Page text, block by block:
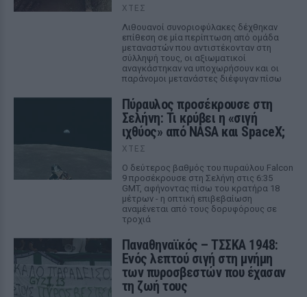
ΧΤΕΣ
Λιθουανοί συνοριοφύλακες δέχθηκαν
επίθεση σε μία περίπτωση από ομάδα
μεταναστών που αντιστέκονταν στη
σύλληψή τους, οι αξιωματικοί
αναγκάστηκαν να υποχωρήσουν και οι
παράνομοι μετανάστες διέφυγαν πίσω
Πύραυλος προσέκρουσε στη
Σελήνη: Τι κρύβει η «σιγή
ιχθύος» από NASA και SpaceX;
ΧΤΕΣ
Ο δεύτερος βαθμός του πυραύλου Falcon
9 προσέκρουσε στη Σελήνη στις 6:35
GMT, αφήνοντας πίσω του κρατήρα 18
μέτρων - η οπτική επιβεβαίωση
αναμένεται από τους δορυφόρους σε
τροχιά
Παναθηναϊκός – ΤΣΣΚΑ 1948:
Ενός λεπτού σιγή στη μνήμη
των πυροσβεστών που έχασαν
τη ζωή τους